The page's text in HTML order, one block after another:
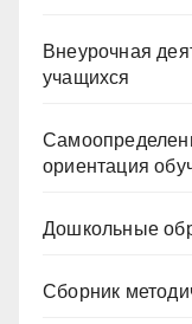
Внеурочная
учащихся
ориентация
Дошкольные
Сборник